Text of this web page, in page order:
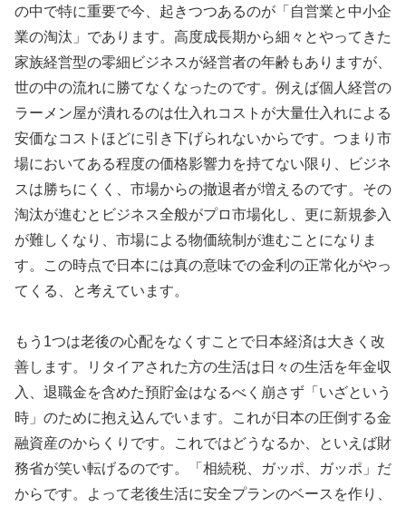
の中で特に重要で今、起きつつあるのが「自営業と中小企
業の淘汰」であります。高度成長期から細々とやってきた
家族経営型の零細ビジネスが経営者の年齢もありますが、
世の中の流れに勝てなくなったのです。例えば個人経営の
ラーメン屋が潰れるのは仕入れコストが大量仕入れによる
安価なコストほどに引き下げられないからです。つまり市
場においてある程度の価格影響力を持てない限り、ビジネ
スは勝ちにくく、市場からの撤退者が増えるのです。その
淘汰が進むとビジネス全般がプロ市場化し、更に新規参入
が難しくなり、市場による物価統制が進むことになりま
す。この時点で日本には真の意味での金利の正常化がやっ
てくる、と考えています。
もう1つは老後の心配をなくすことで日本経済は大きく改
善します。リタイアされた方の生活は日々の生活を年金収
入、退職金を含めた預貯金はなるべく崩さず「いざという
時」のために抱え込んでいます。これが日本の圧倒する金
融資産のからくりです。これではどうなるか、といえば財
務省が笑い転げるのです。「相続税、ガッポ、ガッポ」だ
からです。よって老後生活に安全プランのベースを作り、